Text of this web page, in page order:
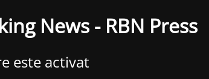
News - RBN Press
este activat